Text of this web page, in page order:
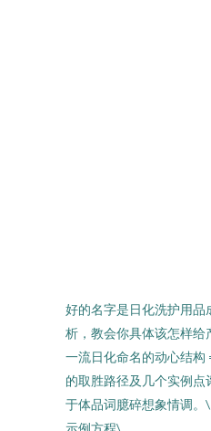
好的名字是日化洗护用
析，教会你具体该怎样
一流日化命名的动心结构
的取胜路径及几个实例
于体品词臆碎想象情调。\
示例方程\